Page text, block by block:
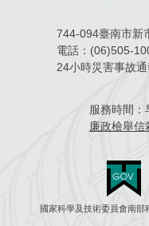
744-094臺南市新
電話： (06)505-
24小時災害事故通
服務時間：
廉政檢舉信
國家科學及技術委員會南